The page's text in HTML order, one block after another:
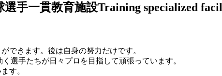
選手一貫教育施設Training specialized
できます。後は自身の努力だけです。
選手たちが日々プロを目指して頑張っています。
す。